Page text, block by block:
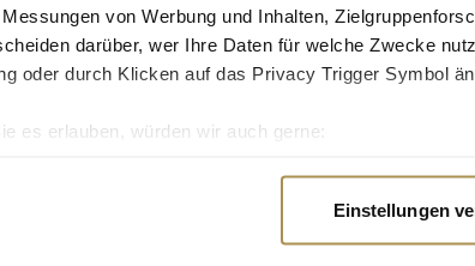
von Werbung und Inhalten,
darüber, wer Ihre Daten für welche Zwecke
oder durch Klicken auf das Privacy Trigger Symbol
es erlauben, würden wir auch gerne:
Sie mehr darüber, wie Ihre persönlichen Daten
Einstellungen
Branchen diskutiert, wie...
warnt Europa vor dem "China Speed"
Jochen Sengpiehl als Chief Marketing Officer für
Zustände vor Ort schockieren ihn – denn im
Weltmarkt sehen die gewohnten deutschen
alt aus. In der digitalen...